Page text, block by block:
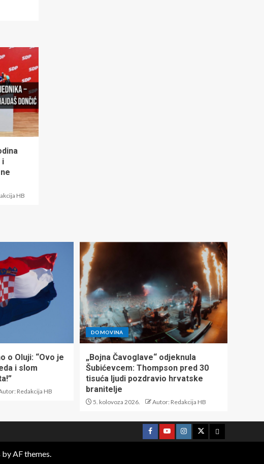
i
HB
o Oluji: “Ovo je
i slom
Redakcija HB
DOMOVINA
„Bojna Čavoglave“ odjeknula
Šubićevcem: Thompson pred 30
tisuća ljudi pozdravio hrvatske
branitelje
5. kolovoza 2026. Autor: Redakcija HB
by AF themes.